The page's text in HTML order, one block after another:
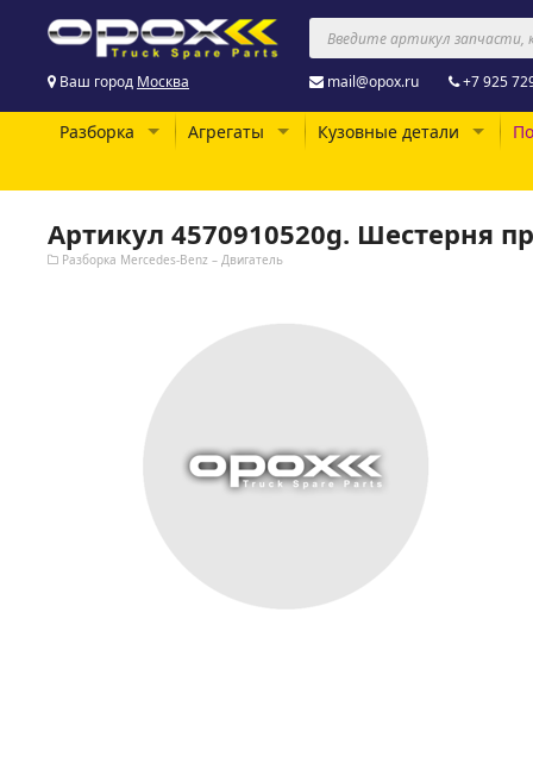
Ваш город Москва mail@opox.ru +7 925
Разборка Агрегаты Кузовные детали
Артикул 4570910520g. Шестерня
Разборка Mercedes-Benz – Двигатель